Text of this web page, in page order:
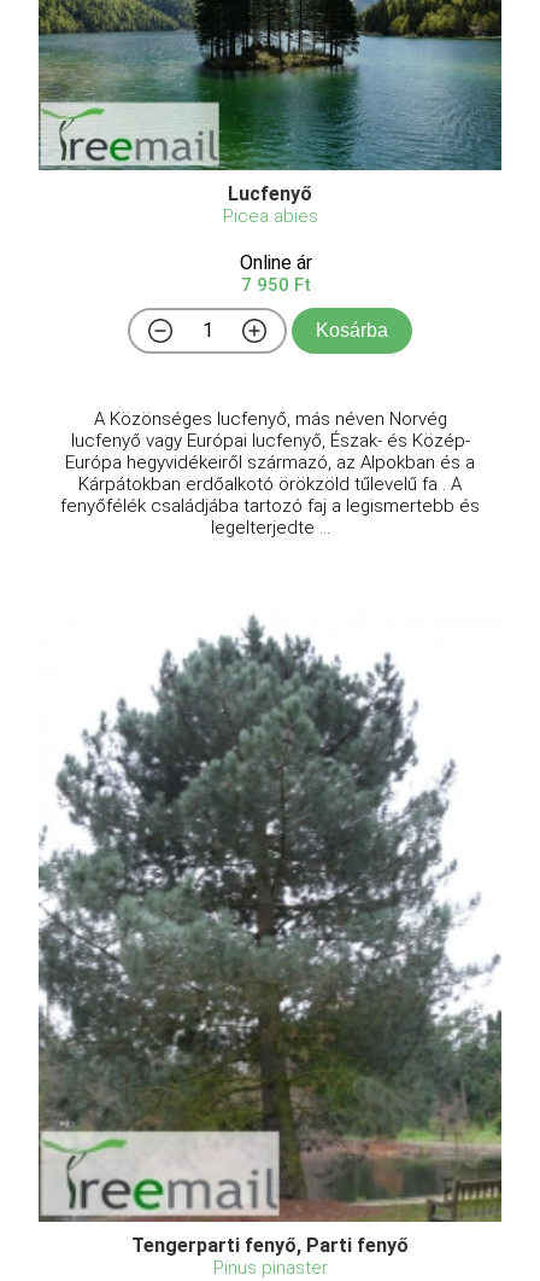
Lucfenyő
Picea abies
Online ár
7 950 Ft
Kosárba
A Közönséges lucfenyő, más néven Norvég
lucfenyő vagy Európai lucfenyő, Észak- és Közép-
Európa hegyvidékeiről származó, az Alpokban és a
Kárpátokban erdőalkotó örökzöld tűlevelű fa . A
fenyőfélék családjába tartozó faj a legismertebb és
legelterjedte ...
Tengerparti fenyő, Parti fenyő
Pinus pinaster